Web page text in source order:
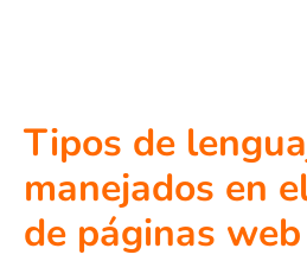
Tipos de
manejados en
de páginas web